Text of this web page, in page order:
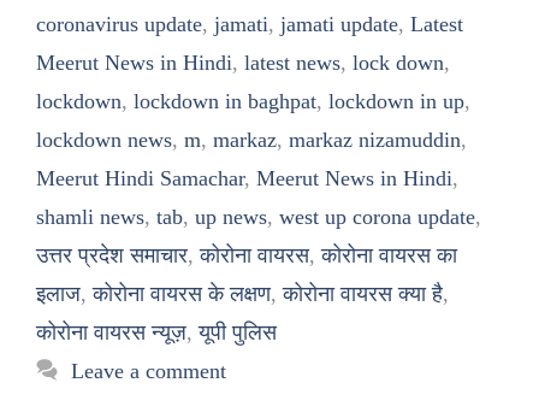
coronavirus update, jamati, jamati update, Latest
Meerut News in Hindi, latest news, lock down,
lockdown, lockdown in baghpat, lockdown in up,
lockdown news, m, markaz, markaz nizamuddin,
Meerut Hindi Samachar, Meerut News in Hindi,
shamli news, tab, up news, west up corona update,
उत्तर प्रदेश समाचार,कोरोना वायरस,कोरोना वायरस का
इलाज,कोरोना वायरस के लक्षण,कोरोना वायरस क्या है,
कोरोना वायरस न्यूज़,यूपी पुलिस
Leave a comment